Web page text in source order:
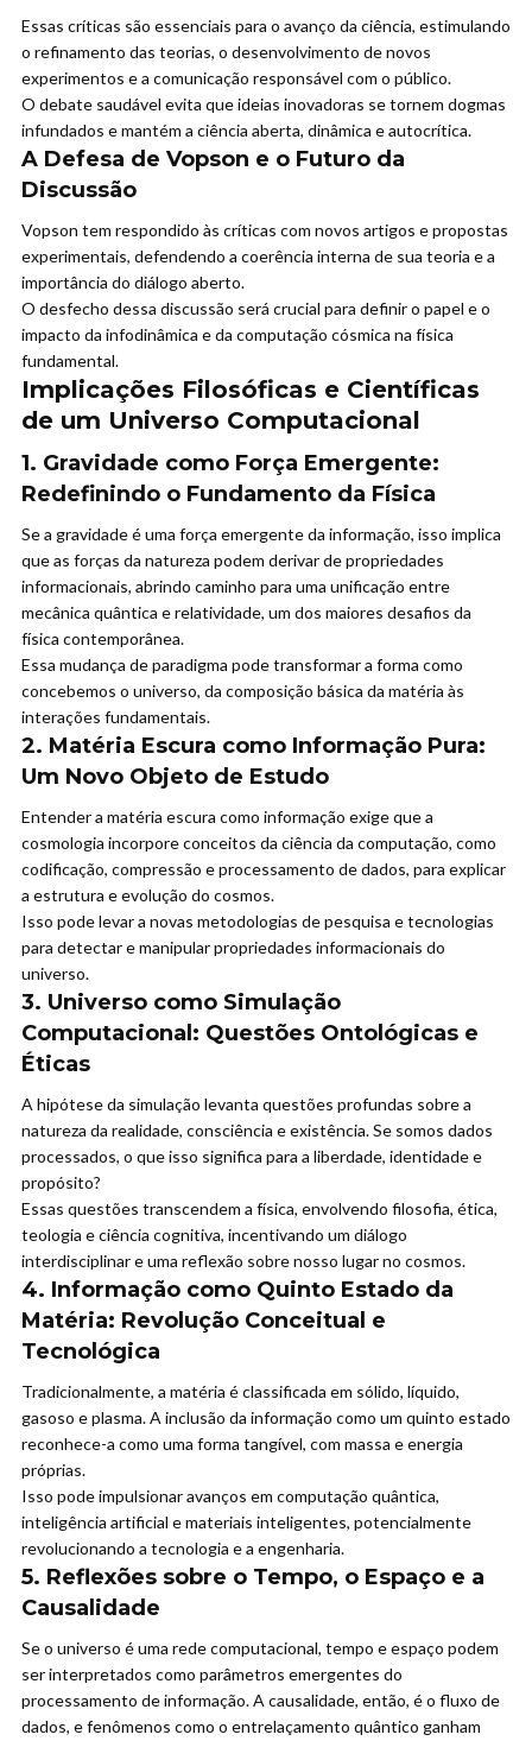
Essas críticas são essenciais para o avanço da ciência, estimulando
o refinamento das teorias, o desenvolvimento de novos
experimentos e a comunicação responsável com o público.
O debate saudável evita que ideias inovadoras se tornem dogmas
infundados e mantém a ciência aberta, dinâmica e autocrítica.
A Defesa de Vopson e o Futuro da
Discussão
Vopson tem respondido às críticas com novos artigos e propostas
experimentais, defendendo a coerência interna de sua teoria e a
importância do diálogo aberto.
O desfecho dessa discussão será crucial para definir o papel e o
impacto da infodinâmica e da computação cósmica na física
fundamental.
Implicações Filosóficas e Científicas
de um Universo Computacional
1. Gravidade como Força Emergente:
Redefinindo o Fundamento da Física
Se a gravidade é uma força emergente da informação, isso implica
que as forças da natureza podem derivar de propriedades
informacionais, abrindo caminho para uma unificação entre
mecânica quântica e relatividade, um dos maiores desafios da
física contemporânea.
Essa mudança de paradigma pode transformar a forma como
concebemos o universo, da composição básica da matéria às
interações fundamentais.
2. Matéria Escura como Informação Pura:
Um Novo Objeto de Estudo
Entender a matéria escura como informação exige que a
cosmologia incorpore conceitos da ciência da computação, como
codificação, compressão e processamento de dados, para explicar
a estrutura e evolução do cosmos.
Isso pode levar a novas metodologias de pesquisa e tecnologias
para detectar e manipular propriedades informacionais do
universo.
3. Universo como Simulação
Computacional: Questões Ontológicas e
Éticas
A hipótese da simulação levanta questões profundas sobre a
natureza da realidade, consciência e existência. Se somos dados
processados, o que isso significa para a liberdade, identidade e
propósito?
Essas questões transcendem a física, envolvendo filosofia, ética,
teologia e ciência cognitiva, incentivando um diálogo
interdisciplinar e uma reflexão sobre nosso lugar no cosmos.
4. Informação como Quinto Estado da
Matéria: Revolução Conceitual e
Tecnológica
Tradicionalmente, a matéria é classificada em sólido, líquido,
gasoso e plasma. A inclusão da informação como um quinto estado
reconhece-a como uma forma tangível, com massa e energia
próprias.
Isso pode impulsionar avanços em computação quântica,
inteligência artificial e materiais inteligentes, potencialmente
revolucionando a tecnologia e a engenharia.
5. Reflexões sobre o Tempo, o Espaço e a
Causalidade
Se o universo é uma rede computacional, tempo e espaço podem
ser interpretados como parâmetros emergentes do
processamento de informação. A causalidade, então, é o fluxo de
dados, e fenômenos como o entrelaçamento quântico ganham